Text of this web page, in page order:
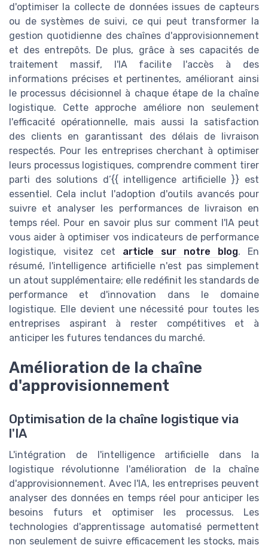
d'optimiser la collecte de données issues de capteurs
ou de systèmes de suivi, ce qui peut transformer la
gestion quotidienne des chaînes d'approvisionnement
et des entrepôts. De plus, grâce à ses capacités de
traitement massif, l'IA facilite l'accès à des
informations précises et pertinentes, améliorant ainsi
le processus décisionnel à chaque étape de la chaîne
logistique. Cette approche améliore non seulement
l'efficacité opérationnelle, mais aussi la satisfaction
des clients en garantissant des délais de livraison
respectés. Pour les entreprises cherchant à optimiser
leurs processus logistiques, comprendre comment tirer
parti des solutions d’{{ intelligence artificielle }} est
essentiel. Cela inclut l'adoption d'outils avancés pour
suivre et analyser les performances de livraison en
temps réel. Pour en savoir plus sur comment l'IA peut
vous aider à optimiser vos indicateurs de performance
logistique, visitez cet article sur notre blog. En
résumé, l'intelligence artificielle n'est pas simplement
un atout supplémentaire; elle redéfinit les standards de
performance et d'innovation dans le domaine
logistique. Elle devient une nécessité pour toutes les
entreprises aspirant à rester compétitives et à
anticiper les futures tendances du marché.
Amélioration de la chaîne
d'approvisionnement
Optimisation de la chaîne logistique via
l'IA
L'intégration de l'intelligence artificielle dans la
logistique révolutionne l'amélioration de la chaîne
d'approvisionnement. Avec l'IA, les entreprises peuvent
analyser des données en temps réel pour anticiper les
besoins futurs et optimiser les processus. Les
technologies d'apprentissage automatisé permettent
non seulement de suivre efficacement les stocks, mais